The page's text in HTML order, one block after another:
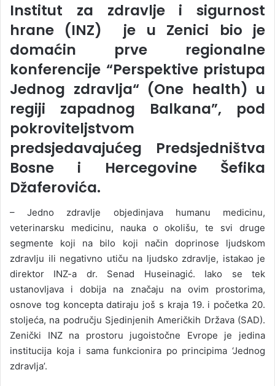
Institut za zdravlje i sigurnost
hrane (INZ) je u Zenici bio je
domaćin prve regionalne
konferencije “Perspektive pristupa
Jednog zdravlja“ (One health) u
regiji zapadnog Balkana”, pod
pokroviteljstvom
predsjedavajućeg Predsjedništva
Bosne i Hercegovine Šefika
Džaferovića.
– Jedno zdravlje objedinjava humanu medicinu,
veterinarsku medicinu, nauka o okolišu, te svi druge
segmente koji na bilo koji način doprinose ljudskom
zdravlju ili negativno utiču na ljudsko zdravlje, istakao je
direktor INZ-a dr. Senad Huseinagić. Iako se tek
ustanovljava i dobija na značaju na ovim prostorima,
osnove tog koncepta datiraju još s kraja 19. i početka 20.
stoljeća, na području Sjedinjenih Američkih Država (SAD).
Zenički INZ na prostoru jugoistočne Evrope je jedina
institucija koja i sama funkcionira po principima ‘Jednog
zdravlja’.